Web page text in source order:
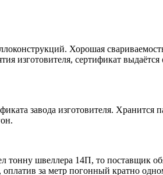
Хорошая
изготовителя, сертификат
завода изготовителя. Хранится
тонну швеллера 14П, то поставщик
за метр погонный кратно